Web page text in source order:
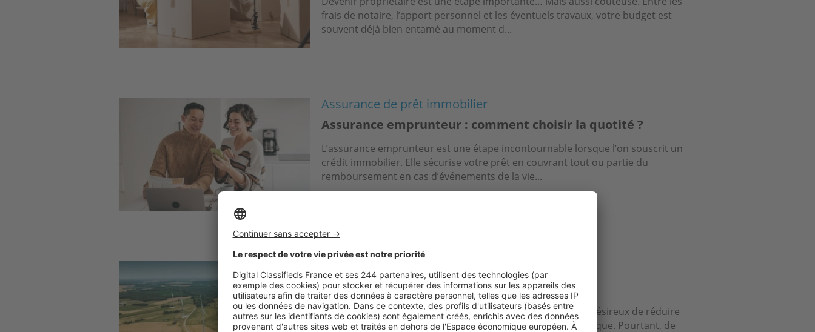
frais de notaire, l’apport personnel et les éventuels travaux, votre budget est
souvent déjà bien entamé au moment d...
Assurance de prêt immobilier
Assurance emprunteur : comment choisir la quotité ?
L’assurance emprunteur est une étape incontournable lorsque l’on souscrit un
crédit immobilier. Elle sécurise votre prêt en couvrant tout ou partie du
remboursement en cas d’événements de la vie...
Électricité verte : décryptage des idées reçues
L’électricité verte séduit de plus en plus de foyers français, désireux de réduire
leur empreinte carbone et de soutenir la transition énergétique. Pourtant, de